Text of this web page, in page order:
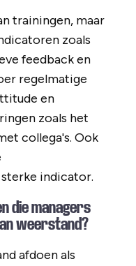
trainingen, maar
zoals
feedback en
regelmatige
en
zoals het
collega's. Ook
indicator.
die managers
weerstand?
afdoen als